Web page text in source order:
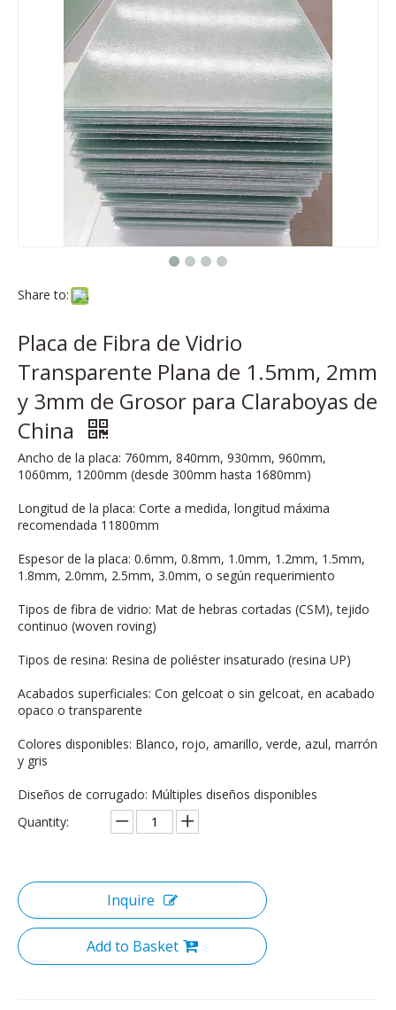
Share to:
Placa de Fibra de Vidrio
Transparente Plana de 1.5mm, 2mm
y 3mm de Grosor para Claraboyas de
China
Ancho de la placa: 760mm, 840mm, 930mm, 960mm,
1060mm, 1200mm (desde 300mm hasta 1680mm)
Longitud de la placa: Corte a medida, longitud máxima
recomendada 11800mm
Espesor de la placa: 0.6mm, 0.8mm, 1.0mm, 1.2mm, 1.5mm,
1.8mm, 2.0mm, 2.5mm, 3.0mm, o según requerimiento
Tipos de fibra de vidrio: Mat de hebras cortadas (CSM), tejido
continuo (woven roving)
Tipos de resina: Resina de poliéster insaturado (resina UP)
Acabados superficiales: Con gelcoat o sin gelcoat, en acabado
opaco o transparente
Colores disponibles: Blanco, rojo, amarillo, verde, azul, marrón
y gris
Diseños de corrugado: Múltiples diseños disponibles
Quantity:
Inquire
Add to Basket